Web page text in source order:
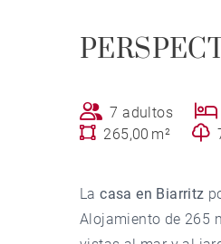
7 adultos
265,00 m²
Lacasa en Biarritz
Alojamiento de 265